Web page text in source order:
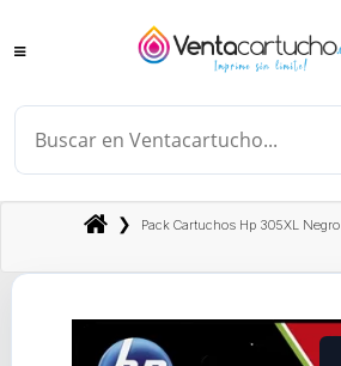
❯ Pack Cartuchos Hp 305XL